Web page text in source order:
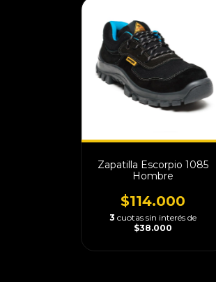
Zapatilla Escorpio 1085
Hombre
$114.000
3 cuotas sin interés de
$38.000